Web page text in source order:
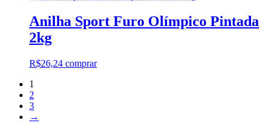
Anilha Sport Furo Olímpico Pintada
2kg
R$26,24 comprar
1
2
3
→